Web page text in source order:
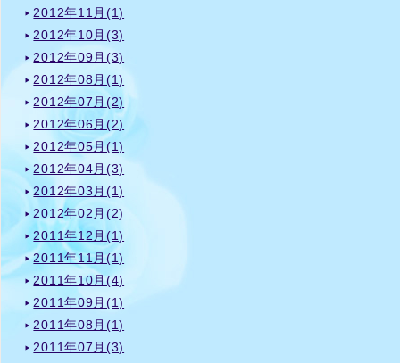
2012年11月(1)
2012年10月(3)
2012年09月(3)
2012年08月(1)
2012年07月(2)
2012年06月(2)
2012年05月(1)
2012年04月(3)
2012年03月(1)
2012年02月(2)
2011年12月(1)
2011年11月(1)
2011年10月(4)
2011年09月(1)
2011年08月(1)
2011年07月(3)